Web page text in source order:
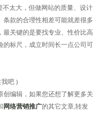
太大，但做网站的质量、设计
条款的合理性相差可能就差很多
最关键的是要找专业、性价比高
标尺，成立时间长一点公司可
吧 )
创编辑，如果您还想了解更多关
网络营销推广的其它文章,转发